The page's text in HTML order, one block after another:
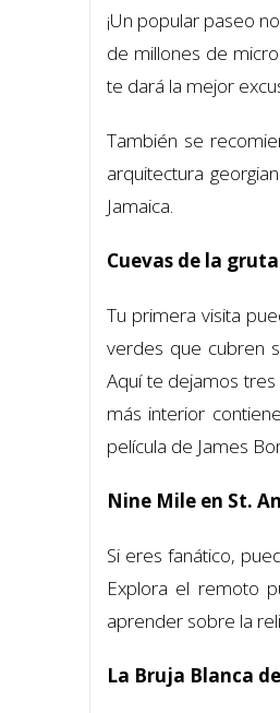
¡Un popular paseo
de millones de
te dará la mejor
También se
arquitectura
Jamaica.
Cuevas de la
Tu primera visita
verdes que cubren
Aquí te dejamos
más interior
película de James
Nine Mile en St.
Si eres fanático,
Explora el remoto
aprender sobre la
La Bruja Blanca